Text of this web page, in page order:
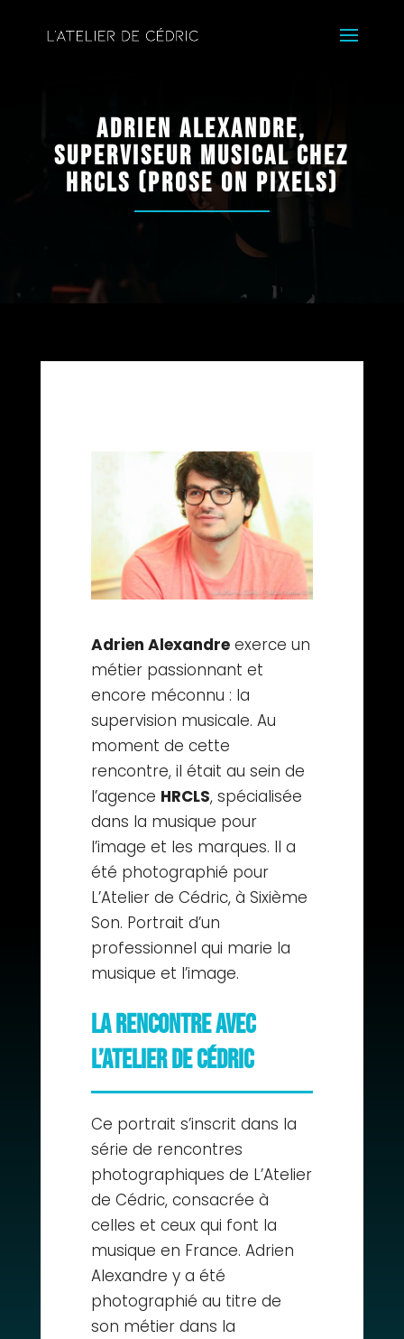
Adrien Alexandre,
superviseur musical chez
HRCLS (Prose On Pixels)
Adrien Alexandreexerce un
métier passionnant et
encore méconnu : la
supervision musicale. Au
moment de cette
rencontre, il était au sein de
l’agence HRCLS, spécialisée
dans la musique pour
l’image et les marques. Il a
été photographié pour
L’Atelier de Cédric, à Sixième
Son. Portrait d’un
professionnel qui marie la
musique et l’image.
La rencontre avec
L’Atelier de Cédric
Ce portrait s’inscrit dans la
série de rencontres
photographiques de L’Atelier
de Cédric, consacrée à
celles et ceux qui font la
musique en France. Adrien
Alexandre y a été
photographié au titre de
son métier dans la